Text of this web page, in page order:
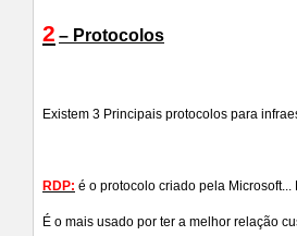
2 – Protocolos
Existem 3 Principais protocolos para
RDP: é o protocolo criado pela
É o mais usado por ter a melhor relação